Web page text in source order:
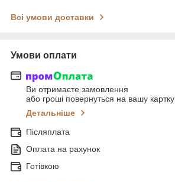
Всі умови доставки
Умови оплати
Ви отримаєте замовлення
або гроші повернуться на вашу картку
Детальніше
Післяплата
Оплата на рахунок
Готівкою